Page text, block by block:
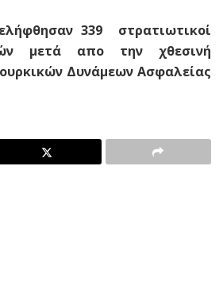
339 στρατιωτικοί
μετά απο την χθεσινή
Δυνάμεων Ασφαλείας